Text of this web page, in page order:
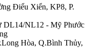
Điểu Xiển, KP8, P.
DL14/NL12 - Mỹ Phước
Hòa, Q.Bình Thủy,